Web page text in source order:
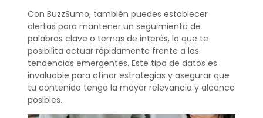
Con BuzzSumo, también puedes establecer
alertas para mantener un seguimiento de
palabras clave o temas de interés, lo que te
posibilita actuar rápidamente frente a las
tendencias emergentes. Este tipo de datos es
invaluable para afinar estrategias y asegurar que
tu contenido tenga la mayor relevancia y alcance
posibles.